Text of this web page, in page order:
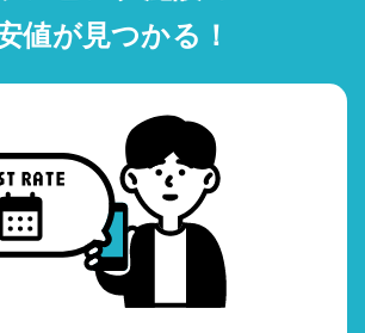
値が見つかる！